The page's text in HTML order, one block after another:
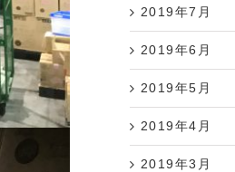
2019年7月
2019年6月
2019年5月
2019年4月
2019年3月